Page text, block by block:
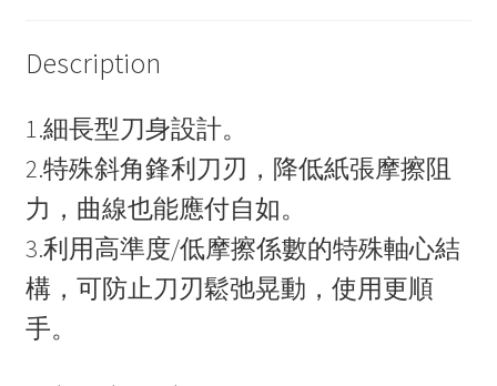
quantity
Description
1.細長型刀身設計。
2.特殊斜角鋒利刀刃，降低紙張摩擦阻
力，曲線也能應付自如。
3.利用高準度/低摩擦係數的特殊軸心結
構，可防止刀刃鬆弛晃動，使用更順
手。